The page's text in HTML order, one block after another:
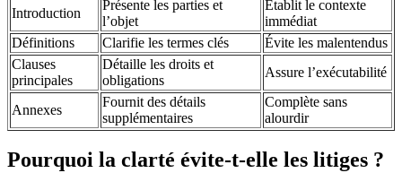
Introduction
Présente les parties et
l’objet
Établit le contexte
immédiat
Définitions
Clarifie les termes clés
Évite les malentendus
Clauses
principales
Détaille les droits et
obligations
Assure l’exécutabilité
Annexes
Fournit des détails
supplémentaires
Complète sans
alourdir
Pourquoi la clarté évite-t-elle les litiges ?